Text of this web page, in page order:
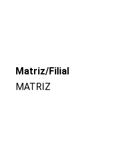
Matriz/Filial
MATRIZ